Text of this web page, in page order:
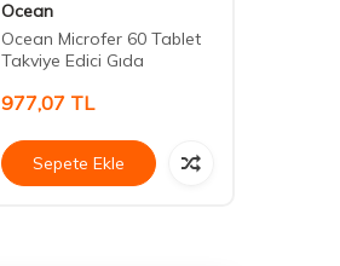
Ocean
Ocean Microfer 60 Tablet
Takviye Edici Gıda
977,07 TL
Sepete Ekle